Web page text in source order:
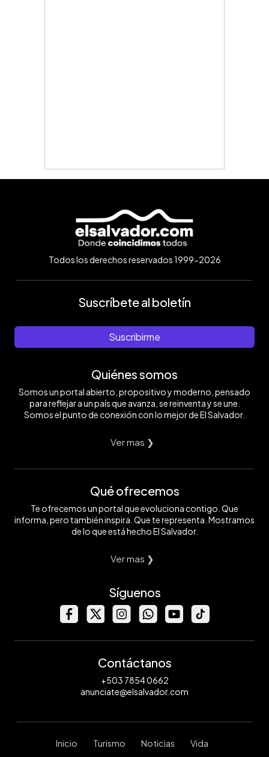
Todos los derechos reservados 1999-2026
Suscríbete al boletín
Suscribirme
Quiénes somos
Somos un portal abierto, propositivo y moderno, pensado
para reflejar a un país que avanza, se reinventa y se une.
Somos el punto de conexión con lo mejor de El Salvador.
Ver mas ❯
Qué ofrecemos
Te ofrecemos un portal que evoluciona contigo. Que
informa, pero también inspira. Que te representa. Mostramos
de lo que está hecho El Salvador.
Ver mas ❯
Síguenos
Contáctanos
+503 7854 0662
anunciate@elsalvador.com
Inicio Turismo Noticias Vida